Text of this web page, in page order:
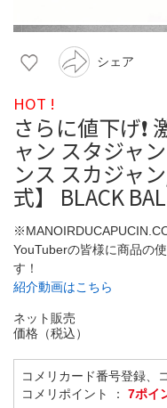
シェア
HOT !
さらに値下げ❗️
ャン スタジャ
ンス スカジャ
式】 BLACK
YouTuberの皆様に商品の
す！
紹介動画はこちら
ネット販売
価格（税込）
コメリカード番号登録、
コメリポイント ： 7ポイ